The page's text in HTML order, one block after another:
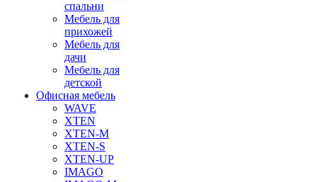
спальни
Мебель для
прихожей
Мебель для
дачи
Мебель для
детской
Офисная мебель
WAVE
XTEN
XTEN-M
XTEN-S
XTEN-UP
IMAGO